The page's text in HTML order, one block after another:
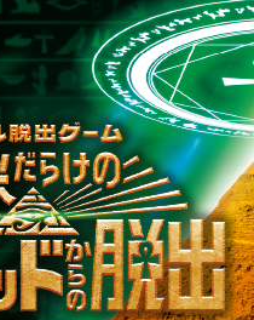
リアル脱
ゲーム
for